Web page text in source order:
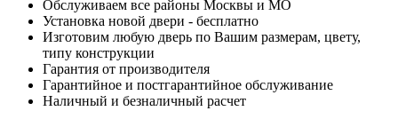
Обслуживаем все районы Москвы и МО
Установка новой двери - бесплатно
Изготовим любую дверь по Вашим размерам, цвету,
типу конструкции
Гарантия от производителя
Гарантийное и постгарантийное обслуживание
Наличный и безналичный расчет